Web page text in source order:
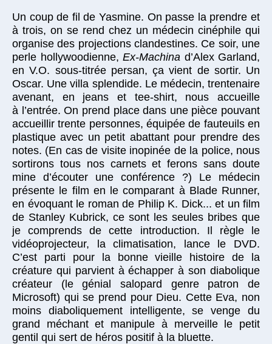
Un coup de fil de Yasmine. On passe la prendre et
à trois, on se rend chez un médecin cinéphile qui
organise des projections clandestines. Ce soir, une
perle hollywoodienne, Ex-Machina d’Alex Garland,
en V.O. sous-titrée persan, ça vient de sortir. Un
Oscar. Une villa splendide. Le médecin, trentenaire
avenant, en jeans et tee-shirt, nous accueille
à l’entrée. On prend place dans une pièce pouvant
accueillir trente personnes, équipée de fauteuils en
plastique avec un petit abattant pour prendre des
notes. (En cas de visite inopinée de la police, nous
sortirons tous nos carnets et ferons sans doute
mine d’écouter une conférence ?) Le médecin
présente le film en le comparant à Blade Runner,
en évoquant le roman de Philip K. Dick... et un film
de Stanley Kubrick, ce sont les seules bribes que
je comprends de cette introduction. Il règle le
vidéoprojecteur, la climatisation, lance le DVD.
C’est parti pour la bonne vieille histoire de la
créature qui parvient à échapper à son diabolique
créateur (le génial salopard genre patron de
Microsoft) qui se prend pour Dieu. Cette Eva, non
moins diaboliquement intelligente, se venge du
grand méchant et manipule à merveille le petit
gentil qui sert de héros positif à la bluette.